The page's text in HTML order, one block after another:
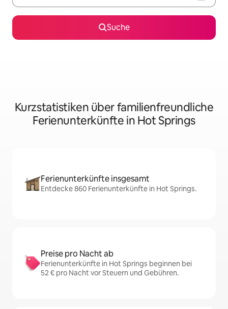
Suche
Kurzstatistiken über familienfreundliche
Ferienunterkünfte in Hot Springs
Ferienunterkünfte insgesamt
Entdecke 860 Ferienunterkünfte in Hot Springs.
Preise pro Nacht ab
Ferienunterkünfte in Hot Springs beginnen bei
52 € pro Nacht vor Steuern und Gebühren.